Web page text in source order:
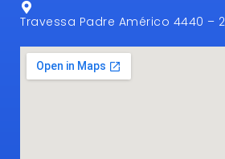
Travessa Padre Américo 4440 –